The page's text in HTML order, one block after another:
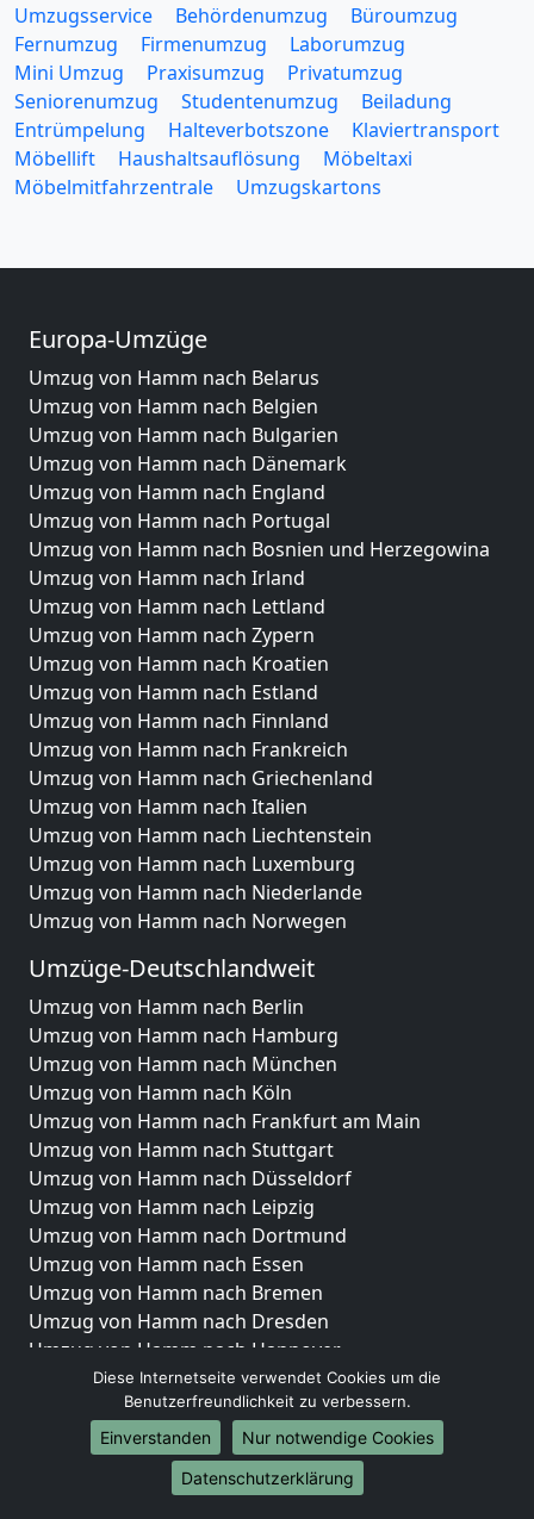
Umzugsservice Behördenumzug
Büroumzug
Fernumzug
Firmenumzug
Laborumzug
Mini Umzug
Praxisumzug
Privatumzug
Seniorenumzug
Studentenumzug
Beiladung
Entrümpelung
Halteverbotszone
Klaviertransport
Möbellift
Haushaltsauflösung
Möbeltaxi
Möbelmitfahrzentrale
Umzugskartons
Europa-Umzüge
Umzug von Hamm nach Belarus
Umzug von Hamm nach Belgien
Umzug von Hamm nach Bulgarien
Umzug von Hamm nach Dänemark
Umzug von Hamm nach England
Umzug von Hamm nach Portugal
Umzug von Hamm nach Bosnien und Herzegowina
Umzug von Hamm nach Irland
Umzug von Hamm nach Lettland
Umzug von Hamm nach Zypern
Umzug von Hamm nach Kroatien
Umzug von Hamm nach Estland
Umzug von Hamm nach Finnland
Umzug von Hamm nach Frankreich
Umzug von Hamm nach Griechenland
Umzug von Hamm nach Italien
Umzug von Hamm nach Liechtenstein
Umzug von Hamm nach Luxemburg
Umzug von Hamm nach Niederlande
Umzug von Hamm nach Norwegen
Umzüge-Deutschlandweit
Umzug von Hamm nach Berlin
Umzug von Hamm nach Hamburg
Umzug von Hamm nach München
Umzug von Hamm nach Köln
Umzug von Hamm nach Frankfurt am Main
Umzug von Hamm nach Stuttgart
Umzug von Hamm nach Düsseldorf
Umzug von Hamm nach Leipzig
Umzug von Hamm nach Dortmund
Umzug von Hamm nach Essen
Umzug von Hamm nach Bremen
Umzug von Hamm nach Dresden
Umzug von Hamm nach Hannover
Umzug von Hamm nach Nürnberg
Umzug von Hamm nach Duisburg
Umzug von Hamm nach Bochum
Umzug von Hamm nach Wuppertal
Umzug von Hamm nach Bielefeld
Diese Internetseite verwendet Cookies um die
Benutzerfreundlichkeit zu verbessern.
Einverstanden
Nur notwendige Cookies
Datenschutzerklärung